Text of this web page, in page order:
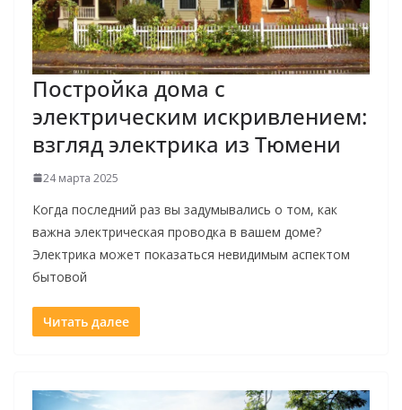
Постройка дома с
электрическим искривлением:
взгляд электрика из Тюмени
24 марта 2025
Когда последний раз вы задумывались о том, как
важна электрическая проводка в вашем доме?
Электрика может показаться невидимым аспектом
бытовой
Читать далее